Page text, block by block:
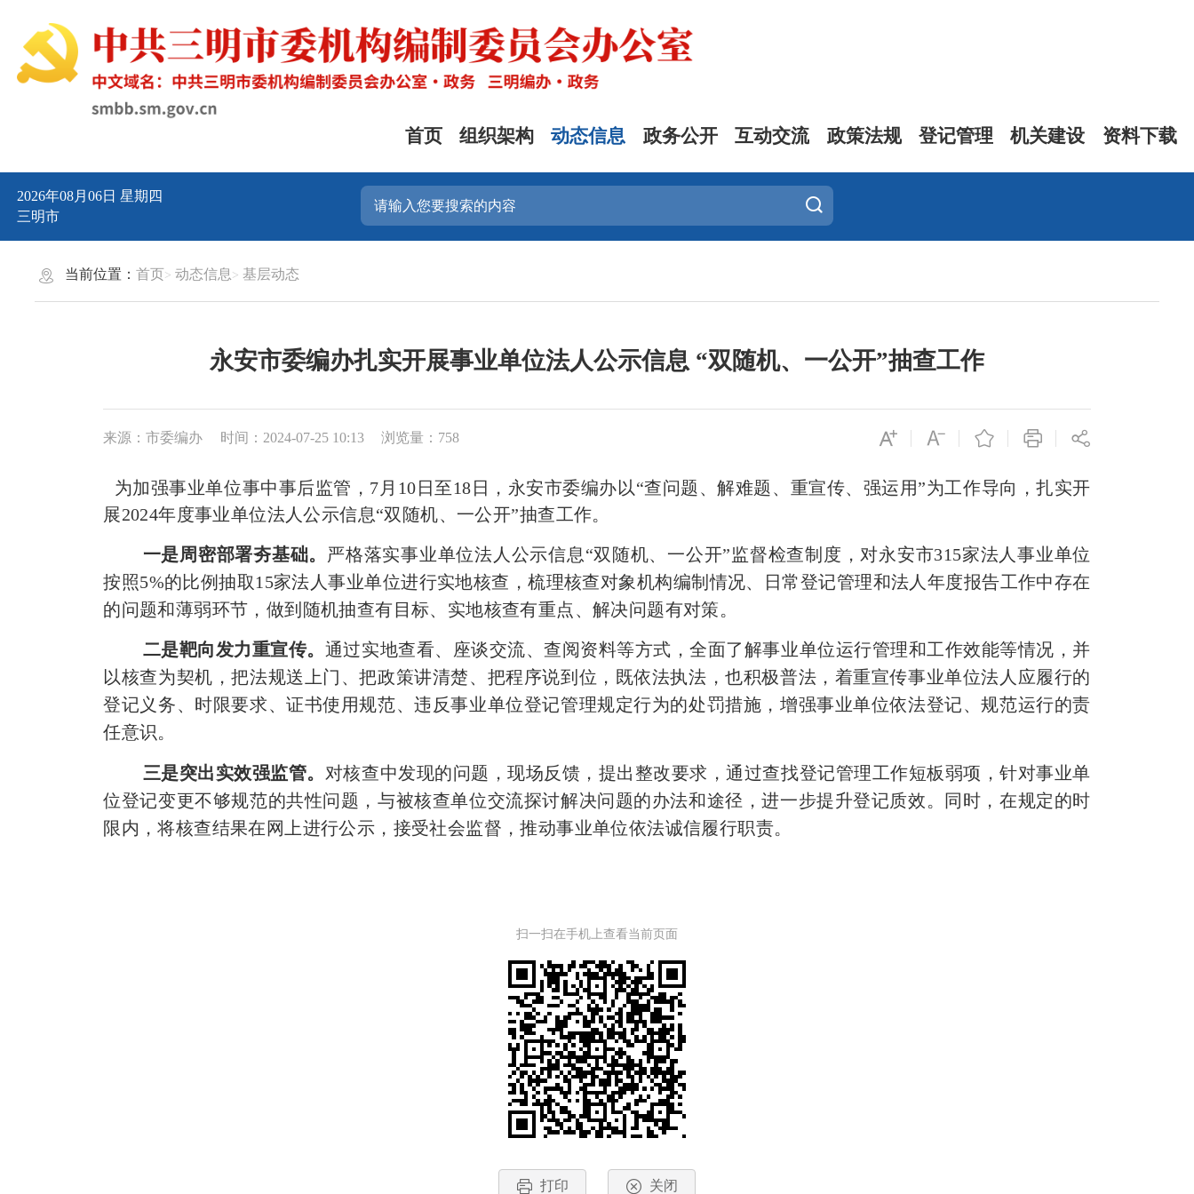
首页 组织架构 动态信息 政务公开 互动交流 政策法规 登记管理 机关建设 资料下载
2026年08月06日星期四
三明市
当前位置：首页 动态信息 基层动态
永安市委编办扎实开展事业单位法人公示信息 “双随机、一公开”抽查工作
来源：市委编办 时间：2024-07-25 10:13 浏览量：758
为加强事业单位事中事后监管， 7 月 10 日至18 日，永安市委编办以“查问题、解难题、重宣传、强运用”为工作导向，扎实开
展2024年度事业单位法人公示信息“双随机、一公开”抽查工作。
一是周密部署夯基础。 严格落实事业单位法人公示信息“双随机、一公开”监督检查制度，对永安市315家法人事业单位
按照5%的比例抽取1 5家法人事业单位进行实地核查，梳理核查对象机构编制情况、日常登记管理和法人年度报告工作中存在
的问题和薄弱环节，做到随机抽查有目标、实地核查有重点、解决问题有对策。
二是靶向发力重宣传。 通过实地查看、座谈交流、查阅资料等方式，全面了解事业单位运行管理和工作效能等情况，并
以核查为契机，把法规送上门、把政策讲清楚、把程序说到位，既依法执法，也积极普法，着重宣传事业单位法人应履行的
登记义务、时限要求、证书使用规范、违反事业单位登记管理规定行为的处罚措施，增强事业单位依法登记、规范运行的责
任意识。
三是突出实效强监管。 对核查中发现的问题，现场反馈，提出整改要求，通过查找登记管理工作短板弱项，针对事业单
位登记变更不够规范的共性问题，与被核查单位交流探讨解决问题的办法和途径，进一步提升登记质效。同时，在规定的时
限内，将核查结果在网上进行公示，接受社会监督，推动事业单位依法诚信履行职责。
扫一扫在手机上查看当前页面
打印 关闭